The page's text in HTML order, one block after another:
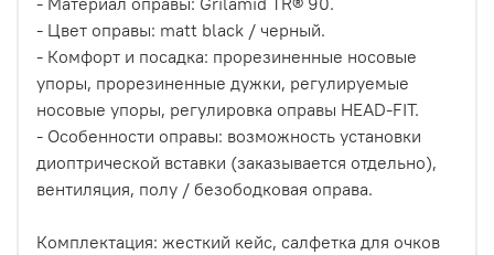
- Цвет оправы: matt black / черный.
- Комфорт и посадка: прорезиненные носовые
упоры, прорезиненные дужки, регулируемые
носовые упоры, регулировка оправы HEAD-FIT.
- Особенности оправы: возможность установки
диоптрической вставки (заказывается отдельно),
вентиляция, полу / безободковая оправа.
Комплектация: жесткий кейс, салфетка для очков